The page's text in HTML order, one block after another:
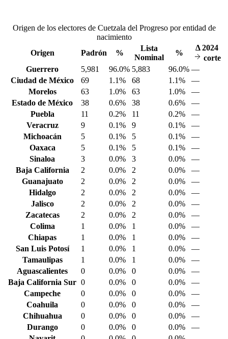
Origen de los electores de Cuetzala del Progreso por entidad de
nacimiento
Origen
Padrón %
Lista
Nominal
%
Δ2024
corte
Guerrero
5,981 96.0% 5,883 96.0% —
Ciudad de México
69 1.1% 68 1.1%
—
Morelos
63 1.0% 63 1.0%
—
Estado de México
38 0.6% 38 0.6%
—
Puebla
11 0.2% 11 0.2%
—
Veracruz
9 0.1% 9 0.1%
—
Michoacán
5 0.1% 5 0.1%
—
Oaxaca
5 0.1% 5 0.1%
—
Sinaloa
3 0.0% 3 0.0%
—
Baja California
2 0.0% 2 0.0%
—
Guanajuato
2 0.0% 2 0.0%
—
Hidalgo
2 0.0% 2 0.0%
—
Jalisco
2 0.0% 2 0.0%
—
Zacatecas
2 0.0% 2 0.0%
—
Colima
1 0.0% 1 0.0%
—
Chiapas
1 0.0% 1 0.0%
—
San Luis Potosí
1 0.0% 1 0.0%
—
Tamaulipas
1 0.0% 1 0.0%
—
Aguascalientes
0 0.0% 0 0.0%
—
Baja California Sur 0 0.0% 0 0.0%
—
Campeche
0 0.0% 0 0.0%
—
Coahuila
0 0.0% 0 0.0%
—
Chihuahua
0 0.0% 0 0.0%
—
Durango
0 0.0% 0 0.0%
—